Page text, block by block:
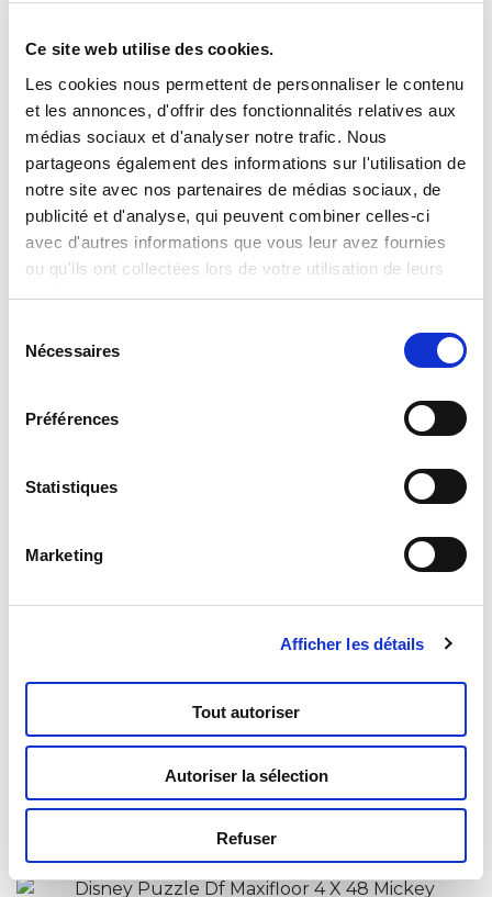
Ce site web utilise des cookies.
Les cookies nous permettent de personnaliser le contenu
et les annonces, d'offrir des fonctionnalités relatives aux
médias sociaux et d'analyser notre trafic. Nous
partageons également des informations sur l'utilisation de
notre site avec nos partenaires de médias sociaux, de
publicité et d'analyse, qui peuvent combiner celles-ci
avec d'autres informations que vous leur avez fournies
ou qu'ils ont collectées lors de votre utilisation de leurs
services.
Nécessaires
Préférences
Statistiques
Marketing
Afficher les détails
Tout autoriser
Autoriser la sélection
Refuser
Disney Puzzle Df M-Plus 48 Mickey
Read more
Disney Puzzle Df Maxifloor 2 X 12 Mickey